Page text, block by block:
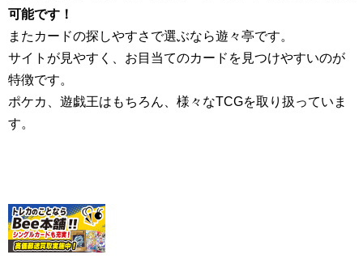
可能です！
またカードの探しやすさで選ぶなら遊々亭です。
サイトが見やすく、お目当てのカードを見つけやすいのが
特徴です。
ポケカ、遊戯王はもちろん、様々なTCGを取り扱っていま
す。